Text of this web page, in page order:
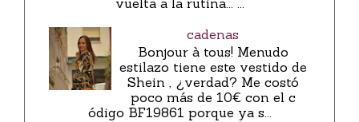
vuelta a la rutina... ...
cadenas
Bonjour à tous! Menudo
estilazo tiene este vestido de
Shein , ¿verdad? Me costó
poco más de 10€ con el c
ódigo BF19861 porque ya s...